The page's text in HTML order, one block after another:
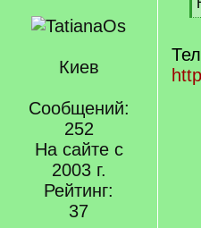
Киев
Сообщений:
252
На сайте с
2003 г.
Рейтинг:
37
[